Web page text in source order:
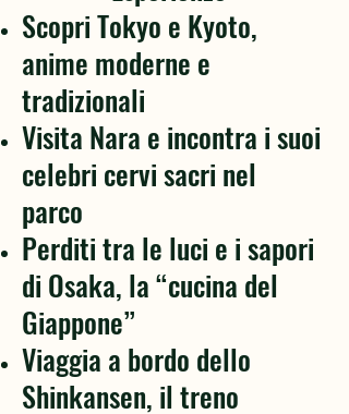
Scopri Tokyo e Kyoto,
anime moderne e
tradizionali
Visita Nara e incontra i suoi
celebri cervi sacri nel
parco
Perditi tra le luci e i sapori
di Osaka, la “cucina del
Giappone”
Viaggia a bordo dello
Shinkansen, il treno